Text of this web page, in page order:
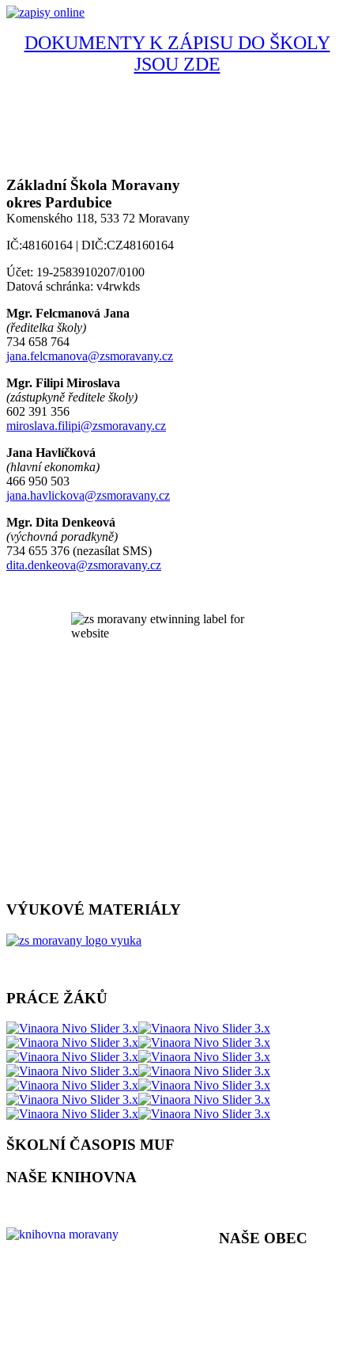
DOKUMENTY K ZÁPISU DO ŠKOLY
JSOU ZDE
Základní Škola Moravany
okres Pardubice
Komenského 118, 533 72 Moravany
IČ:48160164 | DIČ:CZ48160164
Účet: 19-2583910207/0100
Datová schránka: v4rwkds
Mgr. Felcmanová Jana
(ředitelka školy)
734 658 764
jana.felcmanova@zsmoravany.cz
Mgr. Filipi Miroslava
(zástupkyně ředitele školy)
602 391 356
miroslava.filipi@zsmoravany.cz
Jana Havlíčková
(hlavní ekonomka)
466 950 503
jana.havlickova@zsmoravany.cz
Mgr. Dita Denkeová
(výchovná poradkyně)
734 655 376 (nezasílat SMS)
dita.denkeova@zsmoravany.cz
VÝUKOVÉ MATERIÁLY
PRÁCE ŽÁKŮ
ŠKOLNÍ ČASOPIS MUF
NAŠE KNIHOVNA
NAŠE OBEC